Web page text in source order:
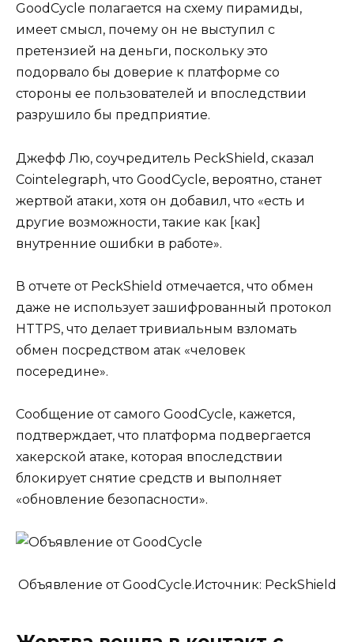
GoodCycle полагается на схему пирамиды,
имеет смысл, почему он не выступил с
претензией на деньги, поскольку это
подорвало бы доверие к платформе со
стороны ее пользователей и впоследствии
разрушило бы предприятие.
Джефф Лю, соучредитель PeckShield, сказал
Cointelegraph, что GoodCycle, вероятно, станет
жертвой атаки, хотя он добавил, что «есть и
другие возможности, такие как [как]
внутренние ошибки в работе».
В отчете от PeckShield отмечается, что обмен
даже не использует зашифрованный протокол
HTTPS, что делает тривиальным взломать
обмен посредством атак «человек
посередине».
Сообщение от самого GoodCycle, кажется,
подтверждает, что платформа подвергается
хакерской атаке, которая впоследствии
блокирует снятие средств и выполняет
«обновление безопасности».
Объявление от GoodCycle.Источник: PeckShield